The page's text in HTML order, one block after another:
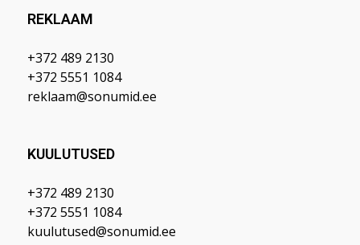
REKLAAM
+372 489 2130
+372 5551 1084
reklaam@sonumid.ee
KUULUTUSED
+372 489 2130
+372 5551 1084
kuulutused@sonumid.ee